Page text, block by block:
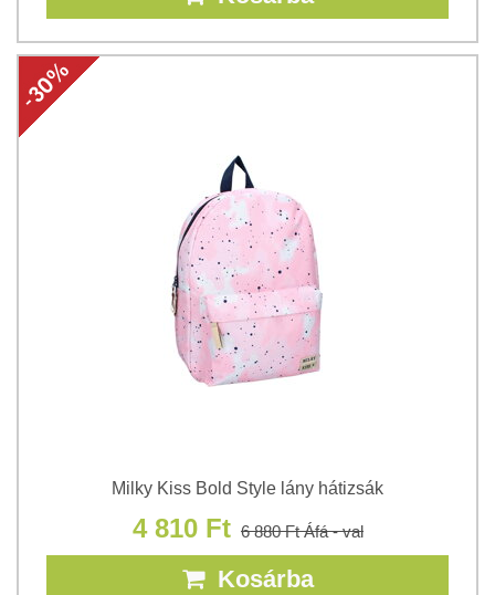
Milky Kiss Bold Style lány hátizsák
4 810 Ft 6 880 FtÁfá - val
Kosárba